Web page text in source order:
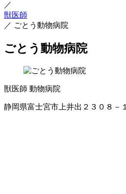
／
獣医師
／ ごとう動物病院
ごとう動物病院
獣医師 動物病院
静岡県富士宮市上井出２３０８－１